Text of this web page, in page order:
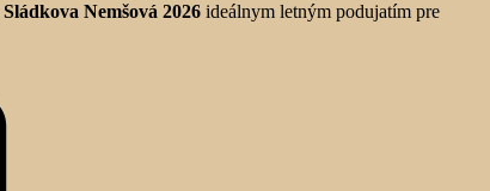
Sládkova Nemšová 2026 ideálnym letným podujatím pre